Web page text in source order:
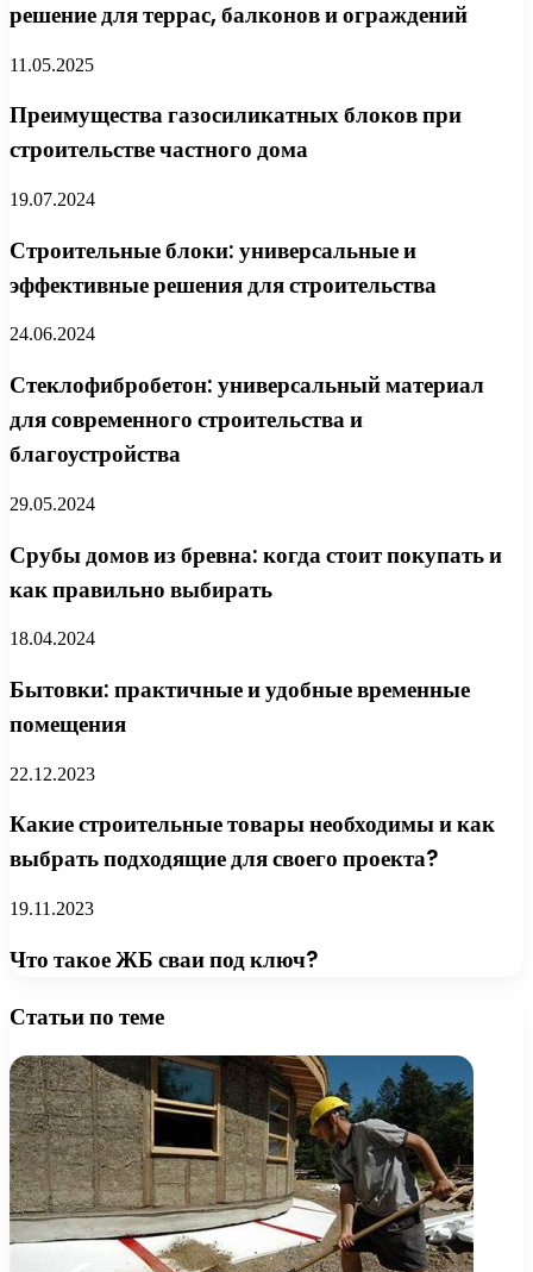
решение для террас, балконов и ограждений
11.05.2025
Преимущества газосиликатных блоков при
строительстве частного дома
19.07.2024
Строительные блоки: универсальные и
эффективные решения для строительства
24.06.2024
Стеклофибробетон: универсальный материал
для современного строительства и
благоустройства
29.05.2024
Срубы домов из бревна: когда стоит покупать и
как правильно выбирать
18.04.2024
Бытовки: практичные и удобные временные
помещения
22.12.2023
Какие строительные товары необходимы и как
выбрать подходящие для своего проекта?
19.11.2023
Что такое ЖБ сваи под ключ?
Статьи по теме